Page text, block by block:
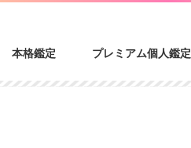
本格鑑定 プレミアム個人鑑定